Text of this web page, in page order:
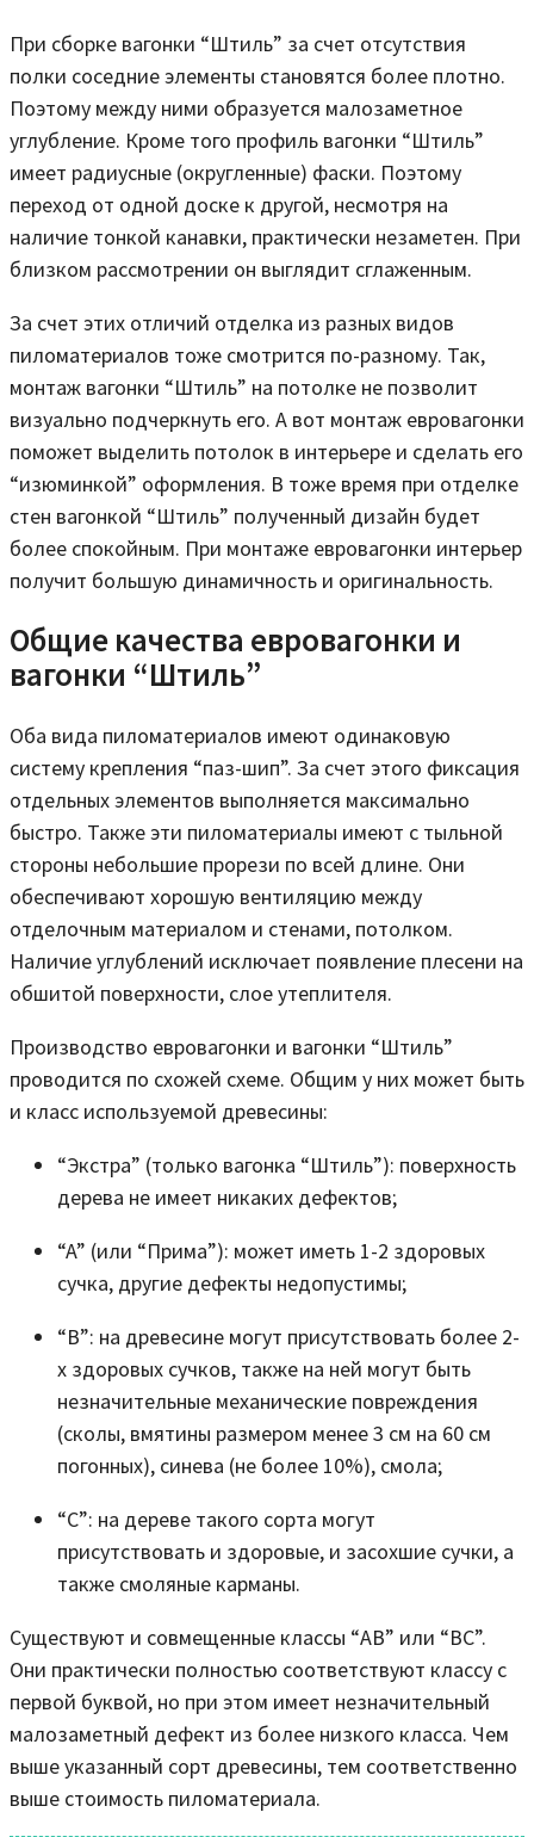
При сборке вагонки “Штиль” за счет отсутствия
полки соседние элементы становятся более плотно.
Поэтому между ними образуется малозаметное
углубление. Кроме того профиль вагонки “Штиль”
имеет радиусные (округленные) фаски. Поэтому
переход от одной доске к другой, несмотря на
наличие тонкой канавки, практически незаметен. При
близком рассмотрении он выглядит сглаженным.
За счет этих отличий отделка из разных видов
пиломатериалов тоже смотрится по-разному. Так,
монтаж вагонки “Штиль” на потолке не позволит
визуально подчеркнуть его. А вот монтаж евровагонки
поможет выделить потолок в интерьере и сделать его
“изюминкой” оформления. В тоже время при отделке
стен вагонкой “Штиль” полученный дизайн будет
более спокойным. При монтаже евровагонки интерьер
получит большую динамичность и оригинальность.
Общие качества евровагонки и
вагонки “Штиль”
Оба вида пиломатериалов имеют одинаковую
систему крепления “паз-шип”. За счет этого фиксация
отдельных элементов выполняется максимально
быстро. Также эти пиломатериалы имеют с тыльной
стороны небольшие прорези по всей длине. Они
обеспечивают хорошую вентиляцию между
отделочным материалом и стенами, потолком.
Наличие углублений исключает появление плесени на
обшитой поверхности, слое утеплителя.
Производство евровагонки и вагонки “Штиль”
проводится по схожей схеме. Общим у них может быть
и класс используемой древесины:
“Экстра” (только вагонка “Штиль”): поверхность
дерева не имеет никаких дефектов;
“A” (или “Прима”): может иметь 1-2 здоровых
сучка, другие дефекты недопустимы;
“B”: на древесине могут присутствовать более 2-
х здоровых сучков, также на ней могут быть
незначительные механические повреждения
(сколы, вмятины размером менее 3 см на 60 см
погонных), синева (не более 10%), смола;
“C”: на дереве такого сорта могут
присутствовать и здоровые, и засохшие сучки, а
также смоляные карманы.
Существуют и совмещенные классы “AB” или “BC”.
Они практически полностью соответствуют классу с
первой буквой, но при этом имеет незначительный
малозаметный дефект из более низкого класса. Чем
выше указанный сорт древесины, тем соответственно
выше стоимость пиломатериала.